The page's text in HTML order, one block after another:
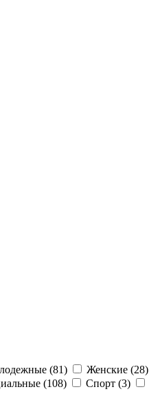
(81) Женские (28)
(108) Спорт (3)